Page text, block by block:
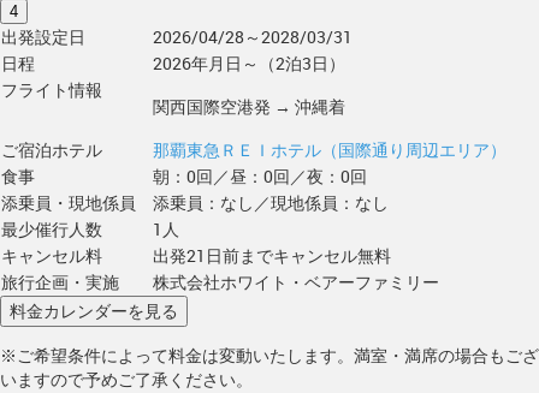
4
出発設定日
2026/04/28～2028/03/31
日程
2026年月日～（2泊3日）
フライト情報
関西国際空港発 → 沖縄着
ご宿泊ホテル
那覇東急ＲＥＩホテル（国際通り周辺エリア）
食事
朝：0回／昼：0回／夜：0回
添乗員・現地係員
添乗員：なし／現地係員：なし
最少催行人数
1人
キャンセル料
出発21日前までキャンセル無料
旅行企画・実施
株式会社ホワイト・ベアーファミリー
※ご希望条件によって料金は変動いたします。満室・満席の場合もござ
いますので予めご了承ください。